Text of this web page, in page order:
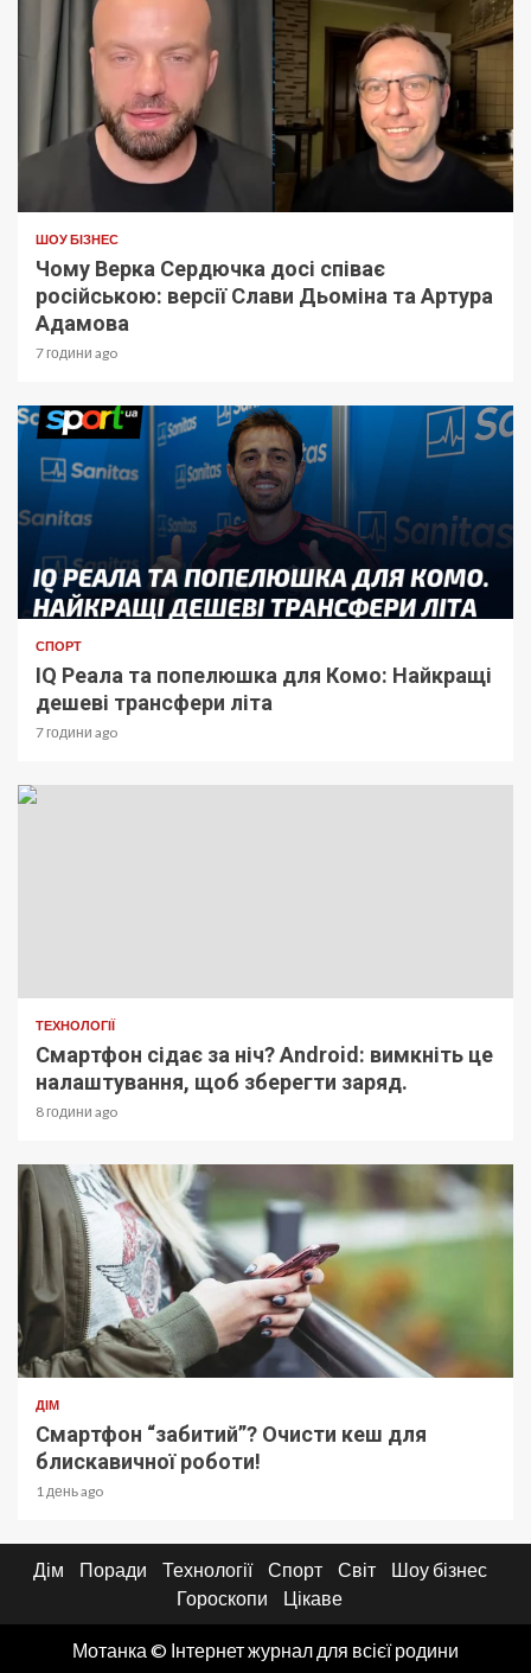
ШОУ БІЗНЕС
Чому Верка Сердючка досі співає
російською: версії Слави Дьоміна та Артура
Адамова
7 години ago
СПОРТ
IQ Реала та попелюшка для Комо: Найкращі
дешеві трансфери літа
7 години ago
ТЕХНОЛОГІЇ
Смартфон сідає за ніч? Android: вимкніть це
налаштування, щоб зберегти заряд.
8 години ago
ДІМ
Смартфон “забитий”? Очисти кеш для
блискавичної роботи!
1 день ago
Дім Поради Технології Спорт Світ
Шоу бізнес
Гороскопи
Цікаве
Мотанка © Інтернет журнал для всієї родини